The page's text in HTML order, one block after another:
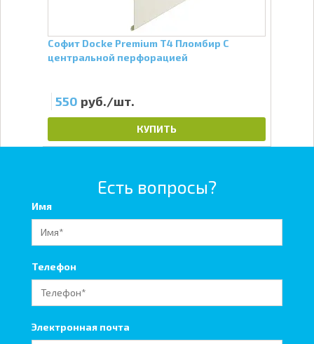
Софит Docke Premium Т4 Пломбир С
центральной перфорацией
550 руб./шт.
КУПИТЬ
Есть вопросы?
Имя
Телефон
Электронная почта